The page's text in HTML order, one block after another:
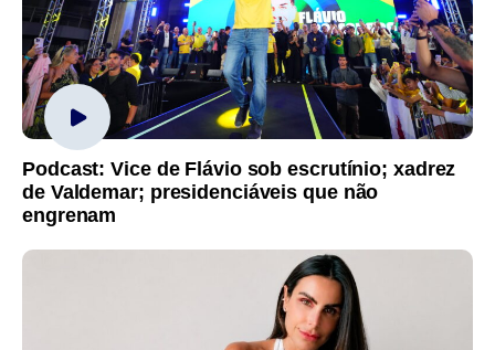
Podcast: Vice de Flávio sob escrutínio; xadrez
de Valdemar; presidenciáveis que não
engrenam